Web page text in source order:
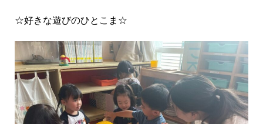
☆好きな遊びのひとこま☆